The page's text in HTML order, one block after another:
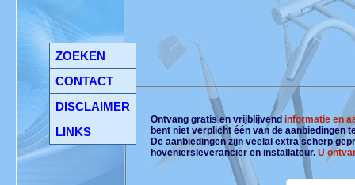
ZOEKEN
CONTACT
DISCLAIMER
LINKS
Ontvang gratis en vrijblijvendinformatie en
bent niet verplicht één van de aanbiedingen
De aanbiedingen zijn veelal extra scherp
hoveniersleverancier en installateur.U